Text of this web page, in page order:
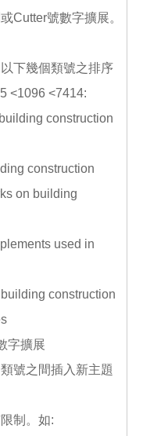
Cutter號數字擴展。
下幾個類號之排序
<1096 <7414:
construction
construction
on building
used in
construction
字擴展
號之間插入新主題
制。如: